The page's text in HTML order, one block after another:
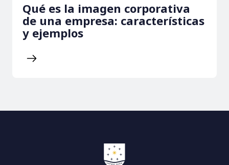
Qué es la imagen corporativa
de una empresa: características
y ejemplos